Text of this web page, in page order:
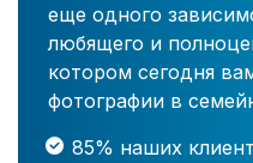
еще одного
любящего и
котором сегодня
фотографии в
85% наших